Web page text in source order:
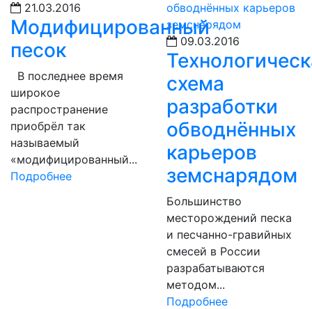
21.03.2016
Модифицированный
песок
В последнее время
широкое
распространение
приобрёл так
называемый
«модифицированный...
Подробнее
09.03.2016
схема
разработки
обводнённых
карьеров
земснарядом
Большинство
месторождений песка
и песчанно-гравийных
смесей в России
разрабатываются
методом...
Подробнее